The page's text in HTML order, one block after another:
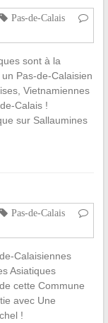
Pas-de-Calais
sont à la
Pas-de-Calaisien
Vietnamiennes
Calais !
sur Sallaumines
Pas-de-Calais
Calaisiennes
Asiatiques
cette Commune
avec Une
!